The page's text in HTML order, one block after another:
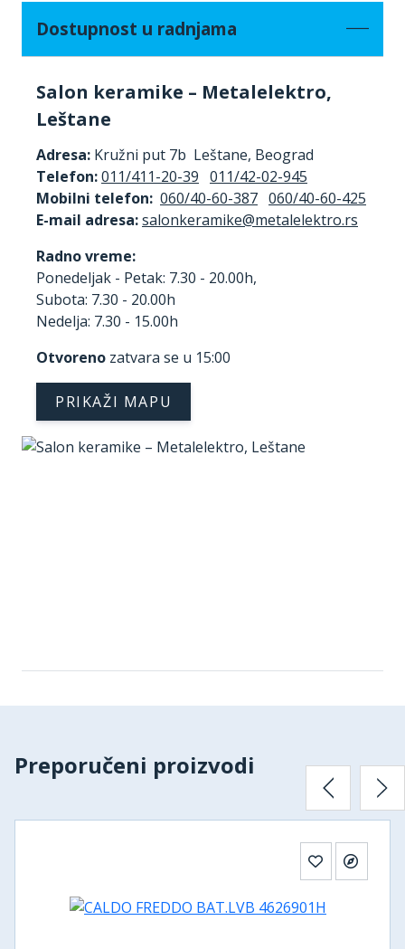
Dostupnost u radnjama
Salon keramike – Metalelektro,
Leštane
Adresa: Kružni put 7b Leštane, Beograd
Telefon:011/411-20-39 011/42-02-945
Mobilni telefon: 060/40-60-387 060/40-60-425
E-mail adresa:
Radno vreme:
Ponedeljak - Petak: 7.30 - 20.00h,
Subota: 7.30 - 20.00h
Nedelja: 7.30 - 15.00h
Otvoreno zatvara se u 15:00
PRIKAŽI MAPU
Preporučeni proizvodi